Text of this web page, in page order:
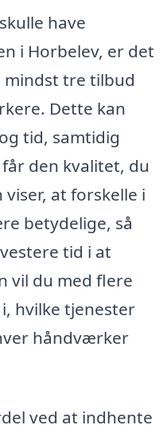
have
i Horbelev, er det
mindst tre tilbud
Dette kan
tid, samtidig
den kvalitet, du
at forskelle i
betydelige, så
tid i at
vil du med flere
hvilke tjenester
håndværker
ved at indhente